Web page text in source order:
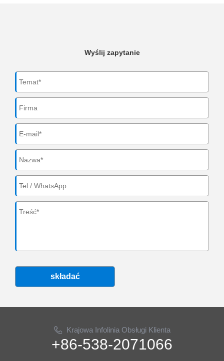
Wyślij zapytanie
składać
Krajowa Infolinia Obsługi Klienta
+86-538-2071066